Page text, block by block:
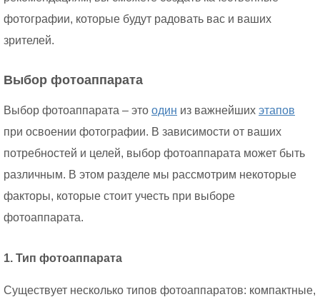
фотографии, которые будут радовать вас и ваших
зрителей.
Выбор фотоаппарата
Выбор фотоаппарата – это один из важнейших этапов
при освоении фотографии. В зависимости от ваших
потребностей и целей, выбор фотоаппарата может быть
различным. В этом разделе мы рассмотрим некоторые
факторы, которые стоит учесть при выборе
фотоаппарата.
1. Тип фотоаппарата
Существует несколько типов фотоаппаратов: компактные,